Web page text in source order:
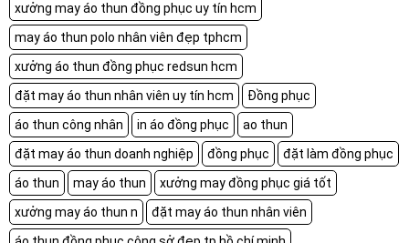
xưởng may áo thun đồng phục uy tín hcm
may áo thun polo nhân viên đẹp tphcm
xưởng áo thun đồng phục redsun hcm
đặt may áo thun nhân viên uy tín hcm
Đồng phục
áo thun công nhân
in áo đồng phục
ao thun
đặt may áo thun doanh nghiệp
đồng phục
đặt làm đồng phục
áo thun
may áo thun
xưởng may đồng phục giá tốt
xưởng may áo thun n
đặt may áo thun nhân viên